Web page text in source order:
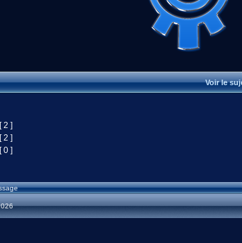
Voir le
[ 2 ]
[ 2 ]
[ 0 ]